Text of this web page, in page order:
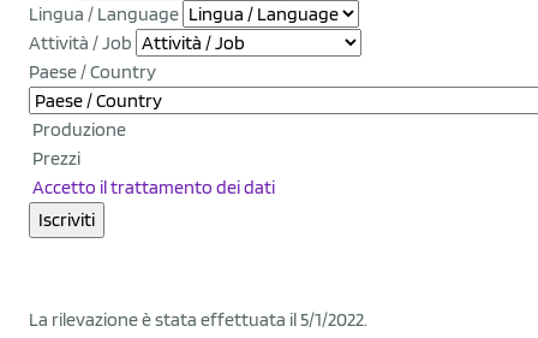
Lingua / Language
Attività / Job
Paese / Country
Produzione
Prezzi
Accetto il trattamento dei dati
La rilevazione è stata effettuata il 5/1/2022.